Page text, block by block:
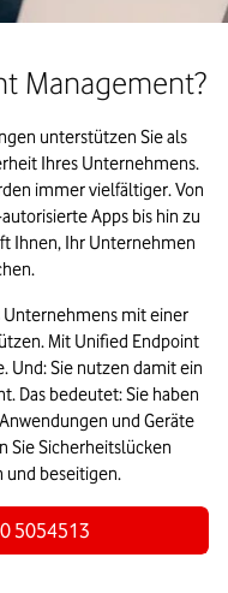
Management?
unterstützen Sie als
Ihres Unternehmens.
immer vielfältiger. Von
Apps bis hin zu
Ihnen, Ihr Unternehmen
Unternehmens mit einer
Mit Unified Endpoint
Und: Sie nutzen damit ein
Das bedeutet: Sie haben
und Geräte
Sie Sicherheitslücken
und beseitigen.
5054513